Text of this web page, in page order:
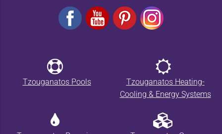
Tzouganatos Pools
Tzouganatos Heating-
Cooling & Energy Systems